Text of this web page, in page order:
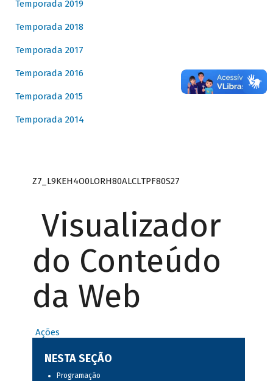
Temporada 2019
Temporada 2018
Temporada 2017
Temporada 2016
Temporada 2015
Temporada 2014
Z7_L9KEH4O0LORH80ALCLTPF80S27
Visualizador
do Conteúdo
da Web
Ações
NESTA SEÇÃO
Programação